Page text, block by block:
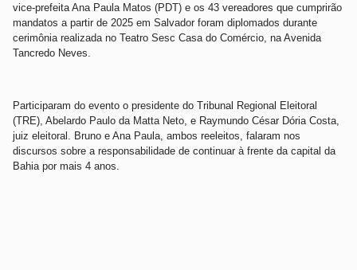
vice-prefeita Ana Paula Matos (PDT) e os 43 vereadores que cumprirão
mandatos a partir de 2025 em Salvador foram diplomados durante
cerimônia realizada no Teatro Sesc Casa do Comércio, na Avenida
Tancredo Neves.
Participaram do evento o presidente do Tribunal Regional Eleitoral
(TRE), Abelardo Paulo da Matta Neto, e Raymundo César Dória Costa,
juiz eleitoral. Bruno e Ana Paula, ambos reeleitos, falaram nos
discursos sobre a responsabilidade de continuar à frente da capital da
Bahia por mais 4 anos.